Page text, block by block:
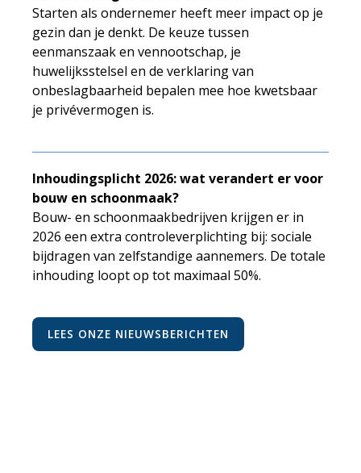
Starten als ondernemer heeft meer impact op je
gezin dan je denkt. De keuze tussen
eenmanszaak en vennootschap, je
huwelijksstelsel en de verklaring van
onbeslagbaarheid bepalen mee hoe kwetsbaar
je privévermogen is.
Inhoudingsplicht 2026: wat verandert er voor
bouw en schoonmaak?
Bouw- en schoonmaakbedrijven krijgen er in
2026 een extra controleverplichting bij: sociale
bijdragen van zelfstandige aannemers. De totale
inhouding loopt op tot maximaal 50%.
LEES ONZE NIEUWSBERICHTEN